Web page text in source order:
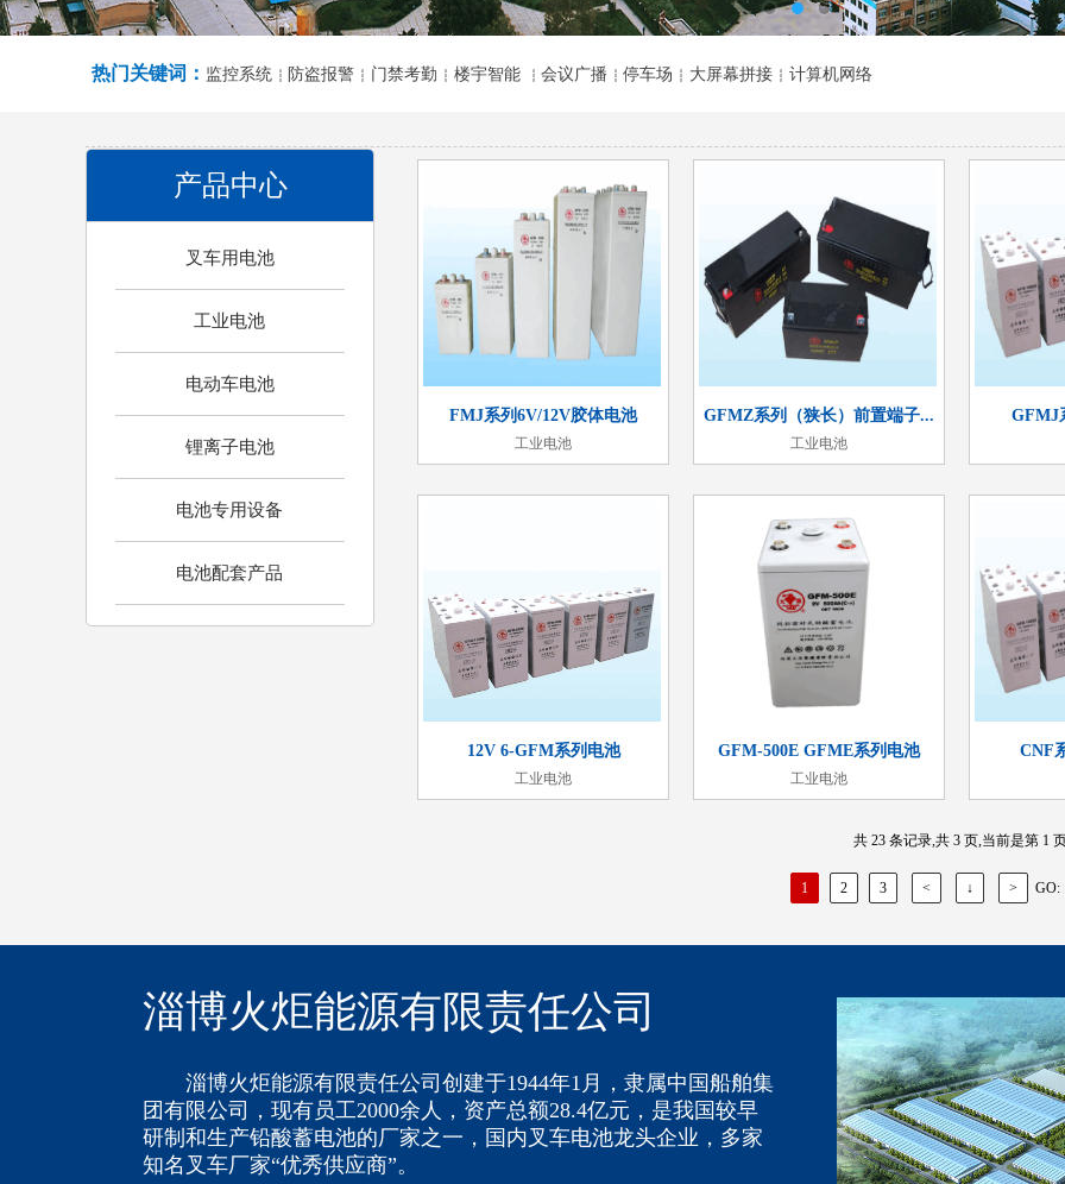
1 2 3
热门关键词： 监控系统 ┆ 防盗报警 ┆ 门禁考勤 ┆ 楼宇智能 ┆ 会议广播 ┆ 停车场 ┆ 大屏幕拼接 ┆ 计算机网络
FMJ系列6V/12V胶体电池
工业电池
GFMZ系列（狭长）前置端子...
工业电池
GFMJ
12V 6-GFM系列电池
工业电池
GFM-500E GFME系列电池
工业电池
CNF
共 23 条记录,共 3 页,当前是第 1
1 2 3 < ↓ > GO:
产品中心
叉车用电池
工业电池
电动车电池
锂离子电池
电池专用设备
电池配套产品
淄博火炬能源有限责任公司
淄博火炬能源有限责任公司创建于1944年1月，隶属中国船舶集
团有限公司，现有员工2000余人，资产总额28.4亿元，是我国较早
研制和生产铅酸蓄电池的厂家之一，国内叉车电池龙头企业，多家
知名叉车厂家“优秀供应商”。